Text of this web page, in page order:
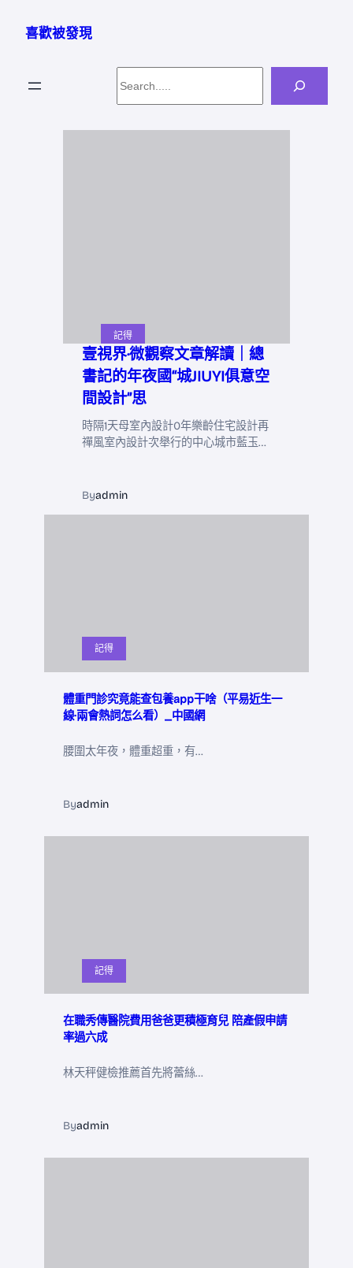
喜歡被發現
記得
壹視界·微觀察文章解讀｜總
書記的年夜國“城JIUYI俱意空
間設計”思
時隔1天母室內設計0年樂齡住宅設計再
禪風室內設計次舉行的中心城市藍玉…
Byadmin
記得
體重門診究竟能查包養app干啥（平易近生一
線·兩會熱詞怎么看）_中國網
腰圍太年夜，體重超重，有…
Byadmin
記得
在職秀傳醫院費用爸爸更積極育兒 陪產假申請
率過六成
林天秤健檢推薦首先將蕾絲…
Byadmin